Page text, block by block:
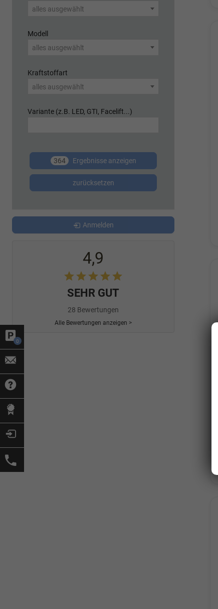
0
alles ausgewählt
Modell
alles ausgewählt
Kraftstoffart
alles ausgewählt
Variante (z.B. LED, GTI, Facelift...)
364 Ergebnisse anzeigen
zurücksetzen
Anmelden
4,9
SEHR GUT
28 Bewertungen
Alle Bewertungen anzeigen >